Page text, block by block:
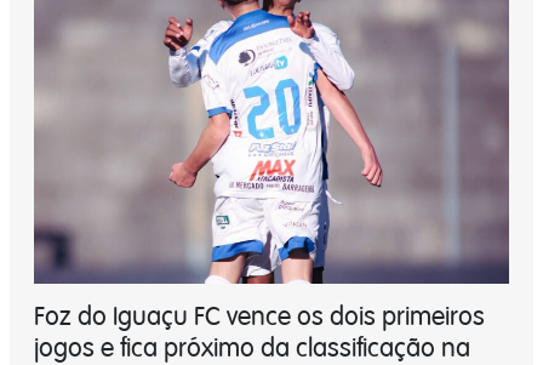
Foz do Iguaçu FC vence os dois primeiros
jogos e fica próximo da classificação na